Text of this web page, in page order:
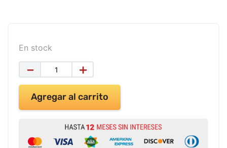
En stock
＋
－
Agregar al carrito